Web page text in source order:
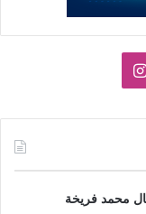
انستقرام
محمد فريخة